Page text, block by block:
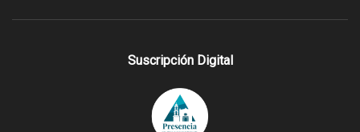
Suscripción Digital